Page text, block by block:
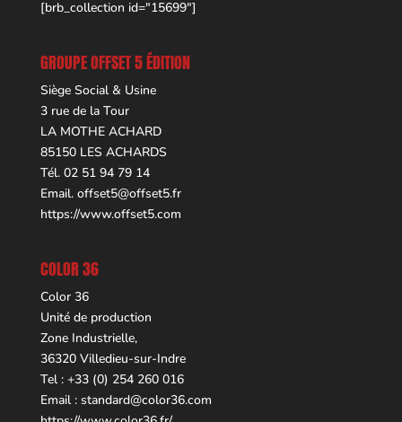
[brb_collection id="15699"]
GROUPE OFFSET 5 ÉDITION
Siège Social & Usine
3 rue de la Tour
LA MOTHE ACHARD
85150 LES ACHARDS
Tél. 02 51 94 79 14
Email. offset5@offset5.fr
https://www.offset5.com
COLOR 36
Color 36
Unité de production
Zone Industrielle,
36320 Villedieu-sur-Indre
Tel : +33 (0) 254 260 016
Email : standard@color36.com